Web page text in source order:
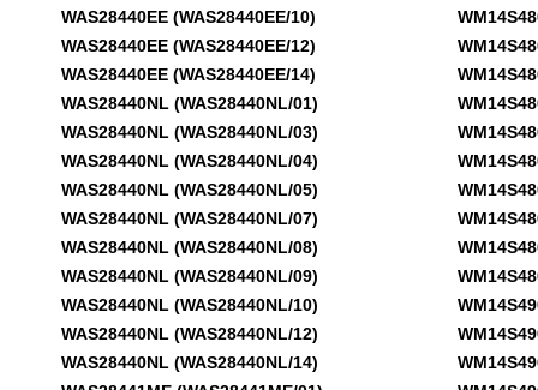
WAS28440EE (WAS28440EE/10)
WAS28440EE (WAS28440EE/12)
WAS28440EE (WAS28440EE/14)
WAS28440NL (WAS28440NL/01)
WAS28440NL (WAS28440NL/03)
WAS28440NL (WAS28440NL/04)
WAS28440NL (WAS28440NL/05)
WAS28440NL (WAS28440NL/07)
WAS28440NL (WAS28440NL/08)
WAS28440NL (WAS28440NL/09)
WAS28440NL (WAS28440NL/10)
WAS28440NL (WAS28440NL/12)
WAS28440NL (WAS28440NL/14)